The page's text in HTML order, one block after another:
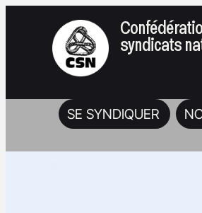
syndicats
SE SYNDIQUER